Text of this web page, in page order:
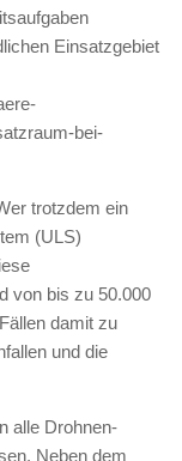
Einsatzgebiet
bei-
trotzdem ein
(ULS)
von bis zu 50.000
damit zu
und die
alle Drohnen-
Neben dem